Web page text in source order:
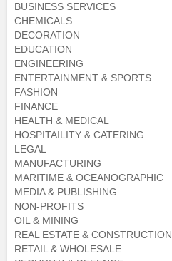
BUSINESS SERVICES
CHEMICALS
DECORATION
EDUCATION
ENGINEERING
ENTERTAINMENT & SPORTS
FASHION
FINANCE
HEALTH & MEDICAL
HOSPITAILITY & CATERING
LEGAL
MANUFACTURING
MARITIME & OCEANOGRAPHIC
MEDIA & PUBLISHING
NON-PROFITS
OIL & MINING
REAL ESTATE & CONSTRUCTION
RETAIL & WHOLESALE